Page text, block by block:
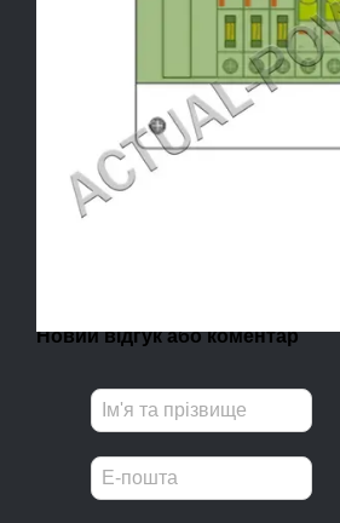
Новий відгук або коментар